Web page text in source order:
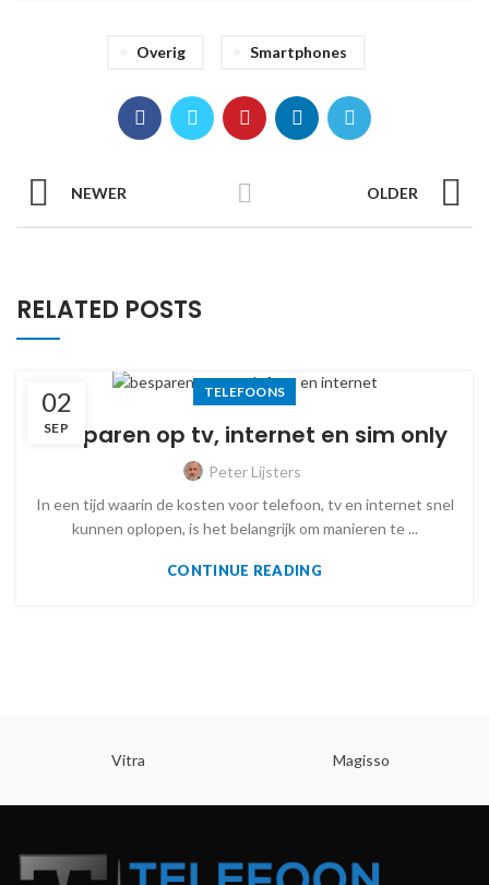
Overig Smartphones
NEWER OLDER
RELATED POSTS
02
SEP
TELEFOONS
Besparen op tv, internet en sim only
Peter Lijsters
In een tijd waarin de kosten voor telefoon, tv en internet snel
kunnen oplopen, is het belangrijk om manieren te ...
CONTINUE READING
Vitra Magisso